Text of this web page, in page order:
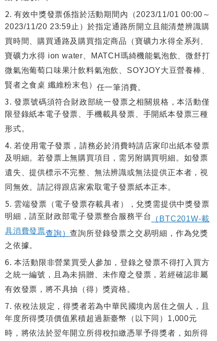
有效中獎發票係指於活動期間內（2023/11/01 00:00～
2023/11/20 23:59止）於指定通路所開立且能清楚辨識購
買時間、購買通路及購買指定商品（寶礦力水得全系列、
寶礦力水得 ion water、MATCH瑪綺機能氣泡飲、微舒打
微氣泡葡萄口味果汁飲料氣泡飲、SOYJOY大豆營養棒、
賢者之食桌 纖維粉末包）
任一筆消費。
發票號碼須符合財政部統一發票之相關規格，本活動僅
限登錄紙本電子發票、手機載具發票、手開紙本發票三種
形式。
若使用電子發票，請務必於消費時請店家印出紙本發票
及明細。若發票上無購買項目，需另附購買明細。如發票
遺失、提供標示不完整、無法辨識或無法提供正本者，視
同無效。請記得跟店家索取電子發票紙本正本。
雲端發票（電子發票存載具者），兌獎需提供中獎發票
明細，請至財政部電子發票整合服務平台 （ BTC201W-載
具消費發票查詢）查詢所登錄發票之交易明細，作為兌獎
之依據。
本活動限非營業買受人參加，登錄之發票不得打入買方
之統一編號，且為未捐贈、未作廢之發票，若經確認非屬
有效發票，將不具抽（得）獎資格。
依稅法規定，得獎者若為中華民國境內居住之個人，且
年度所得獎項價值累積超過新臺幣（以下同）1,000元
時，將依法於翌年開立所得稅扣繳憑單予得獎者，如所得